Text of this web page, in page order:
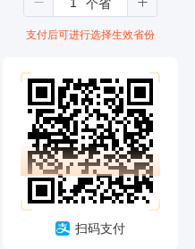
支付后可进行选择生效省份
扫码支付